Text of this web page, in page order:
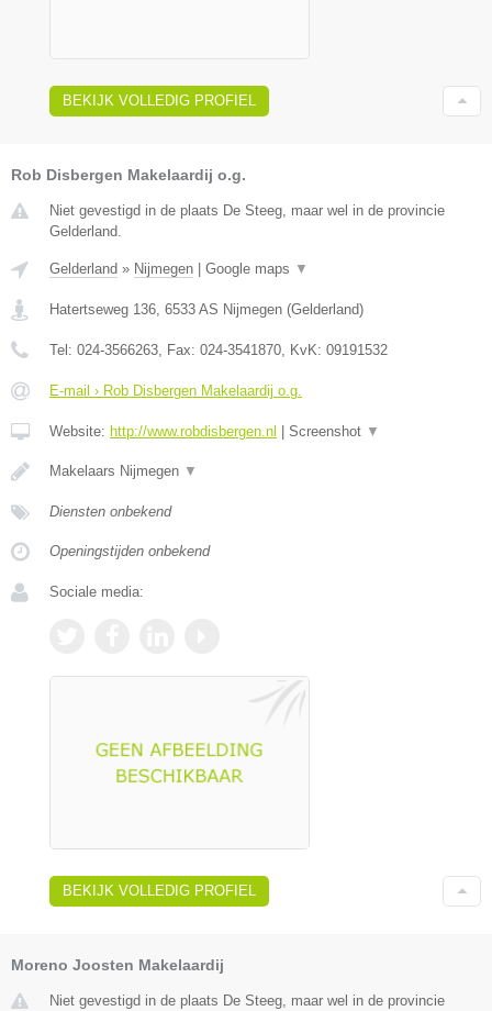
BEKIJK VOLLEDIG PROFIEL
Rob Disbergen Makelaardij o.g.
Niet gevestigd in de plaats De Steeg, maar wel in de provincie
Gelderland.
Gelderland » Nijmegen | Google maps ▼
Hatertseweg 136 6533 AS Nijmegen (Gelderland)
Tel: 024-3566263 , Fax: 024-3541870 , KvK: 09191532
E-mail › Rob Disbergen Makelaardij o.g.
Website: http://www.robdisbergen.nl | Screenshot ▼
Makelaars Nijmegen ▼
Diensten onbekend
Openingstijden onbekend
Sociale media:
BEKIJK VOLLEDIG PROFIEL
Moreno Joosten Makelaardij
Niet gevestigd in de plaats De Steeg, maar wel in de provincie